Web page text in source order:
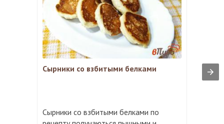
Сырники со взбитыми белками
Сырники со взбитыми белками по